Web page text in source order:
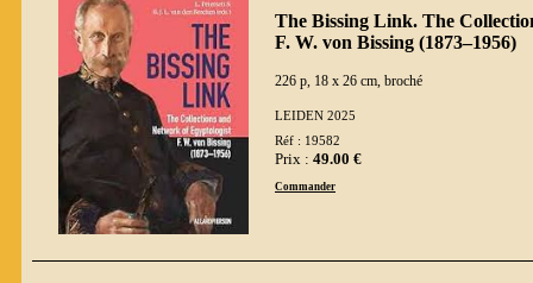
The Bissing Link. The
F. W. von Bissing (1873–1956)
226 p, 18 x 26 cm, broché
LEIDEN 2025
Réf : 19582
Prix : 49.00 €
Commander